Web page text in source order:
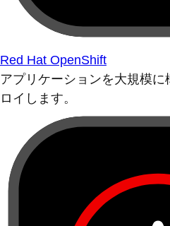
Red Hat OpenShift
アプリケーションを大規模
ロイします。